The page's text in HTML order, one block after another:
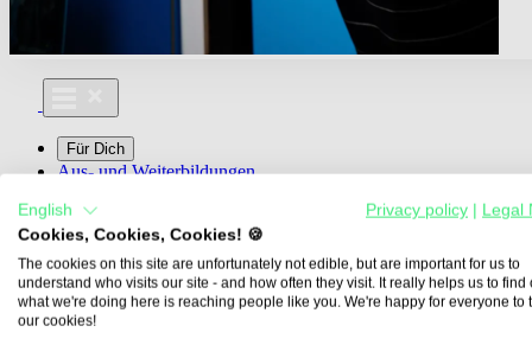
Für Dich
Aus- und Weiterbildungen
Media For You
Über Uns
Übersicht
English Privacy policy
Legal
Cookies, Cookies, Cookies! 🍪
The cookies on this site are unfortunately not edible, but are important for us to
understand who visits our site - and how often they visit. It really helps us to find
what we're doing here is reaching people like you. We're happy for everyone to
our cookies!